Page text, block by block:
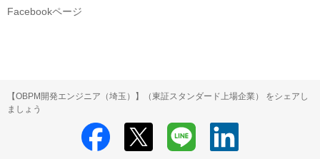
Facebookページ
【OBPM開発エンジニア（埼玉）】（東証スタンダード上場企業） をシェアし
ましょう